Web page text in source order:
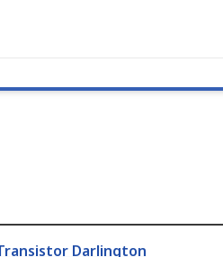
Darlington